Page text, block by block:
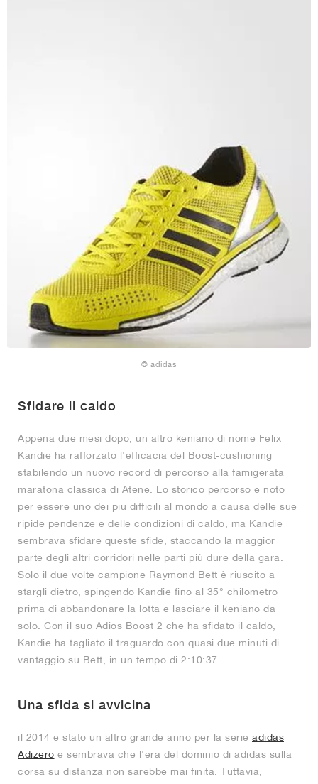
© adidas
Sfidare il caldo
Appena due mesi dopo, un altro keniano di nome Felix
Kandie ha rafforzato l'efficacia del Boost-cushioning
stabilendo un nuovo record di percorso alla famigerata
maratona classica di Atene. Lo storico percorso è noto
per essere uno dei più difficili al mondo a causa delle sue
ripide pendenze e delle condizioni di caldo, ma Kandie
sembrava sfidare queste sfide, staccando la maggior
parte degli altri corridori nelle parti più dure della gara.
Solo il due volte campione Raymond Bett è riuscito a
stargli dietro, spingendo Kandie fino al 35° chilometro
prima di abbandonare la lotta e lasciare il keniano da
solo. Con il suo Adios Boost 2 che ha sfidato il caldo,
Kandie ha tagliato il traguardo con quasi due minuti di
vantaggio su Bett, in un tempo di 2:10:37.
Una sfida si avvicina
il 2014 è stato un altro grande anno per la serie adidas
Adizero e sembrava che l'era del dominio di adidas sulla
corsa su distanza non sarebbe mai finita. Tuttavia,